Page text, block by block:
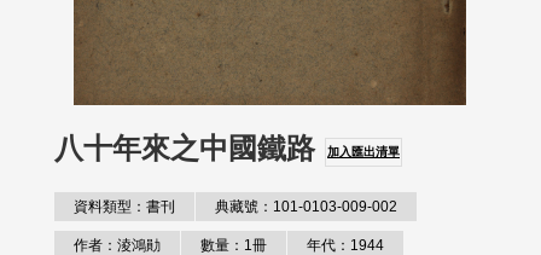
八十年來之中國鐵路 加入匯出清單
資料類型：書刊 典藏號：101-0103-009-002
作者：淩鴻勛 數量：1冊 年代：1944